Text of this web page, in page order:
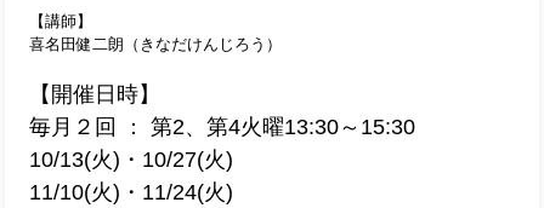
【講師】
喜名田健二朗（きなだけんじろう）
【開催日時】
毎月２回 ： 第2、第4火曜13:30～15:30
10/13(火)・10/27(火)
11/10(火)・11/24(火)